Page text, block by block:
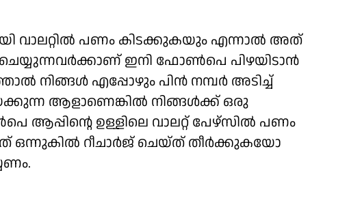
വാലറ്റില്‍ പണം കിടക്കുകയും എന്നാല്‍ അത്
ഇനി ഫോണ്‍പെ പിഴയിടാന്‍
നിങ്ങള്‍ എപ്പോഴും പിന്‍ നമ്പര്‍ അടിച്ച്
ആളാണെങ്കില്‍ നിങ്ങള്‍ക്ക് ഒരു
ആപ്പിന്റെ ഉള്ളിലെ വാലറ്റ് പേഴ്‌സില്‍ പണം
ഒന്നുകില്‍ റീചാര്‍ജ് ചെയ്ത് തീര്‍ക്കുകയോ